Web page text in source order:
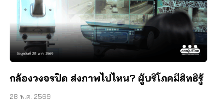
กล้องวงจรปิด ส่งภาพไปไหน? ผู้บริโภคมีสิทธิรู้
28 พ.ค. 2569